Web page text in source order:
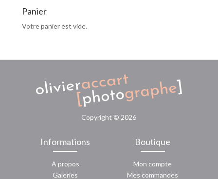
Panier
Votre panier est vide.
Copyright © 2026
Informations
A propos
Galeries
Boutique
Mon compte
Mes commandes